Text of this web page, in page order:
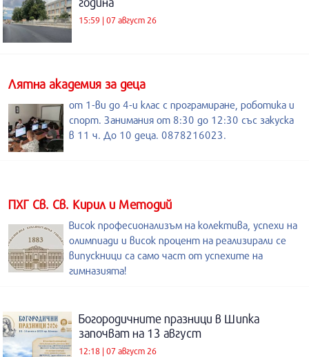
15:59 | 07 август 26
Лятна академия за деца
от 1-ви до 4-и клас с програмиране, роботика и
спорт. Занимания от 8:30 до 12:30 със закуска
в 11 ч. До 10 деца. 0878216023.
ПХГ Св. Св. Кирил и Методий
Висок професионализъм на колектива, успехи на
олимпиади и висок процент на реализирали се
випускници са само част от успехите на
гимназията!
Богородичните празници в Шипка
започват на 13 август
12:18 | 07 август 26